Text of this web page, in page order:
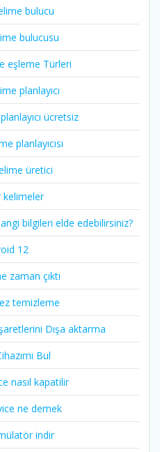
bulucu
bulucusu
eşleme Türleri
planlayıcı
ücretsiz
planlayıcısı
üretici
kelimeler
bilgileri elde edebilirsiniz?
12
zaman çıktı
temizleme
Dışa aktarma
Bul
nasıl kapatilir
ne demek
indir